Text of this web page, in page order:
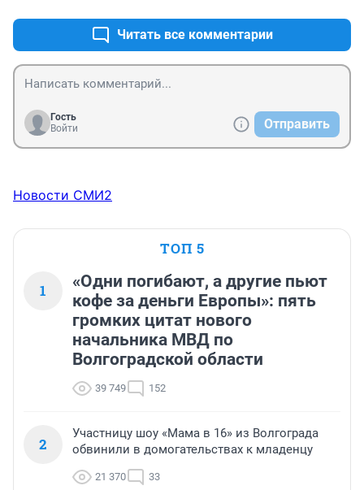
Читать все комментарии
Гость
Войти
Отправить
Новости СМИ2
ТОП 5
1
«Одни погибают, а другие пьют
кофе за деньги Европы»: пять
громких цитат нового
начальника МВД по
Волгоградской области
39 749 152
2
Участницу шоу «Мама в 16» из Волгограда
обвинили в домогательствах к младенцу
21 370 33